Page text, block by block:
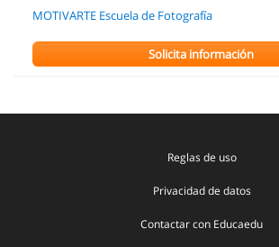
MOTIVARTE Escuela de Fotografía
Solicita información
Reglas de uso
Privacidad de datos
Contactar con Educaedu